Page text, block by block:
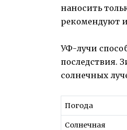
наносить
рекомендуют
УФ-лучи
последствия.
солнечных
Погода
Солнечная